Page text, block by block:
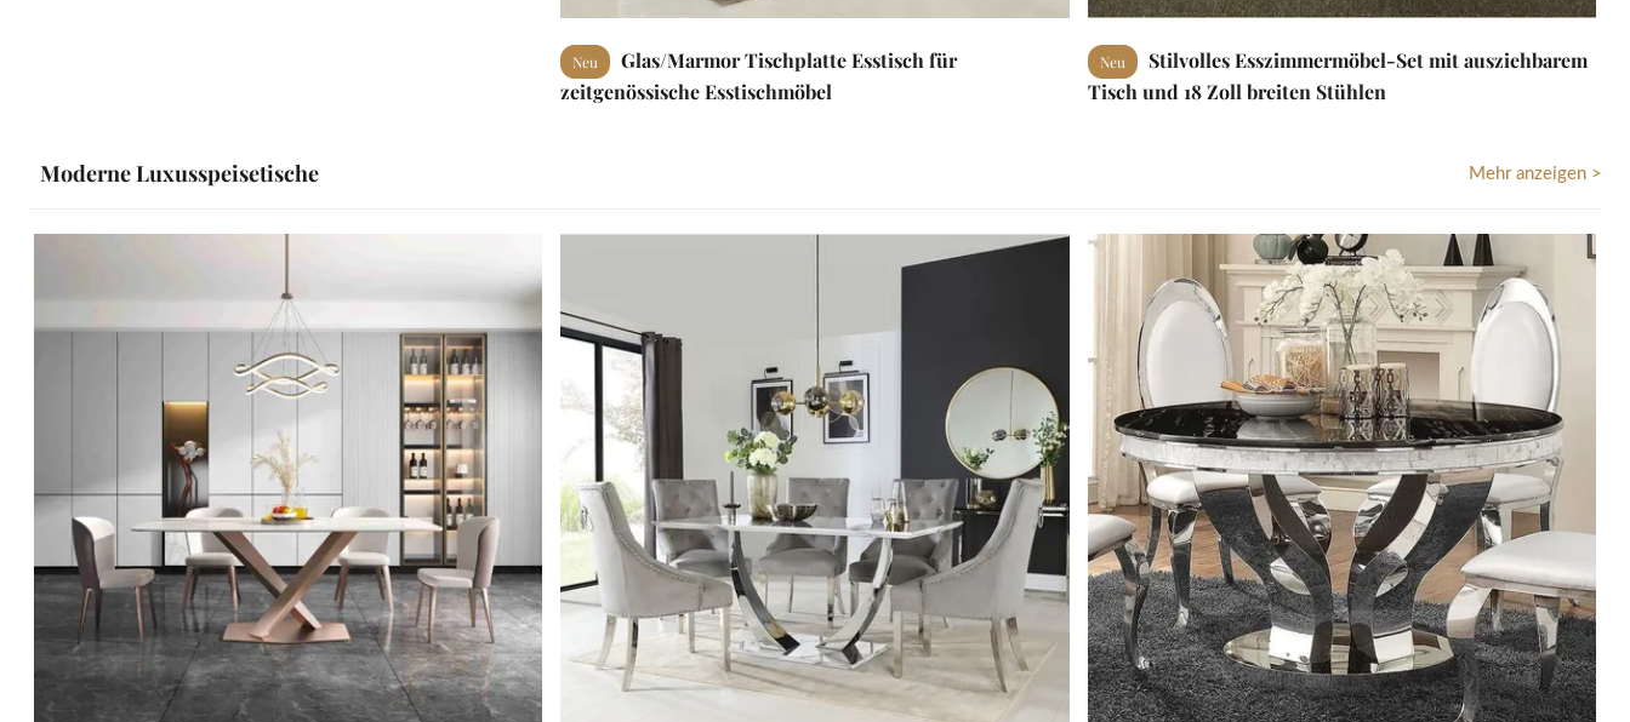
Neu
Glas/Marmor Tischplatte Esstisch für
zeitgenössische Esstischmöbel
Neu
Stilvolles Esszimmermöbel-Set mit ausziehbarem
Tisch und 18 Zoll breiten Stühlen
Moderne Luxusspeisetische Mehr anzeigen >